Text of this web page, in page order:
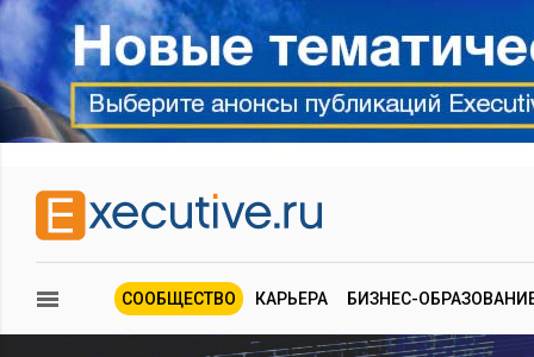
СООБЩЕСТВО КАРЬЕРА БИЗНЕС-